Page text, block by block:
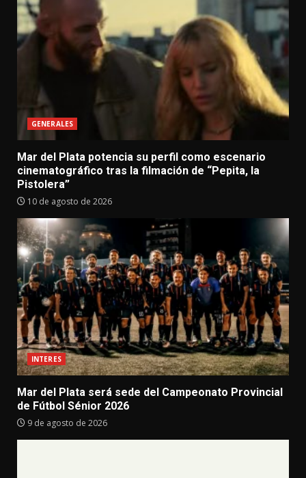
GENERALES
Mar del Plata potencia su perfil como escenario
cinematográfico tras la filmación de “Pepita, la
Pistolera”
10 de agosto de 2026
INTERES
Mar del Plata será sede del Campeonato Provincial
de Fútbol Sénior 2026
9 de agosto de 2026